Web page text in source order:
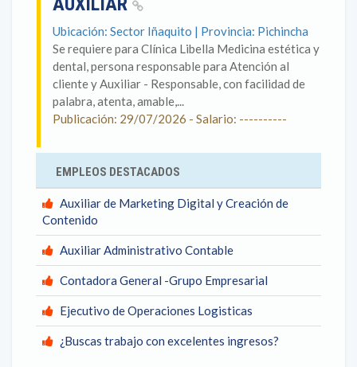
Ubicación: Sector Iñaquito | Provincia: Pichincha
Se requiere para Clínica Libella Medicina estética y
dental, persona responsable para Atención al
cliente y Auxiliar - Responsable, con facilidad de
palabra, atenta, amable,...
Publicación: 29/07/2026 - Salario: ----------
EMPLEOS DESTACADOS
Auxiliar de Marketing Digital y Creación de
Contenido
Auxiliar Administrativo Contable
Contadora General -Grupo Empresarial
Ejecutivo de Operaciones Logisticas
¿Buscas trabajo con excelentes ingresos?